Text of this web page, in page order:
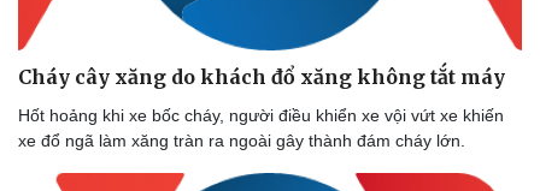
Cháy cây xăng do khách đổ xăng không tắt máy
Hốt hoảng khi xe bốc cháy, người điều khiển xe vội vứt xe khiến
xe đổ ngã làm xăng tràn ra ngoài gây thành đám cháy lớn.